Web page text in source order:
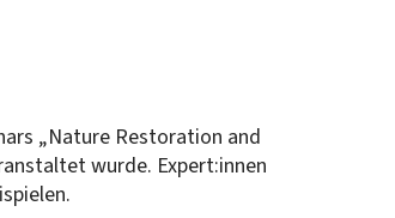
„Nature Restoration and
wurde. Expert:innen